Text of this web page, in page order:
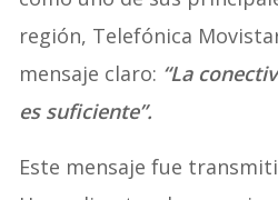
región, Telefónica
mensaje claro: “La
es suficiente”.
Este mensaje fue